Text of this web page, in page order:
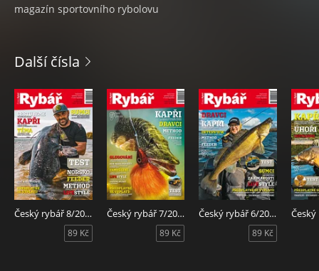
magazín sportovního rybolovu
Další čísla
Český rybář 8/2026
89 Kč
Český rybář 7/2026
89 Kč
Český rybář 6/2026
89 Kč